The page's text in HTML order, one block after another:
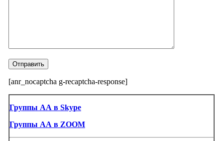
[anr_nocaptcha g-recaptcha-response]
Группы АА в Skype
Группы АА в ZOOM